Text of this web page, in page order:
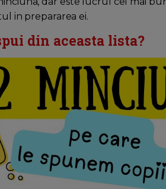
in prepararea ei.
din aceasta lista?